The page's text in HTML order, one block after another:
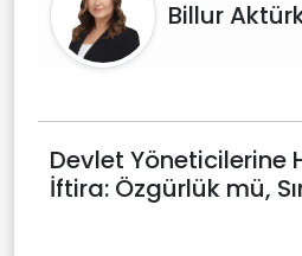
Billur
Devlet Yöneticilerine
İftira: Özgürlük mü,